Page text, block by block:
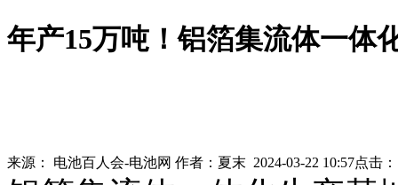
年产15万吨！铝箔集流体一体
来源： 电池百人会-电池网 作者： 夏末 2024-03-22 10:57点击